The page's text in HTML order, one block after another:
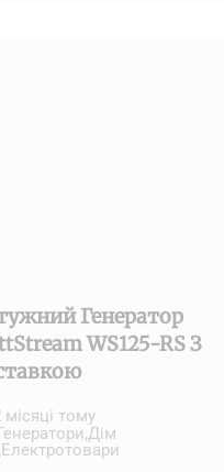
Генератор
WS125-RS З
місяці тому
,Дім
Електротовари